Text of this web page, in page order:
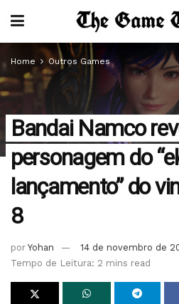
Home Outros Games
Bandai Namco
personagem do
lançamento” do
8
por Yohan
14 de novembro de
Tempo de Leitura: 2 mins read